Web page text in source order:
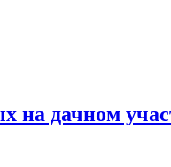
на дачном